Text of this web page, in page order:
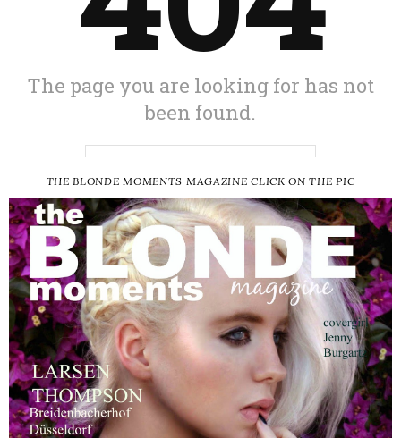
THE BLONDE MOMENTS MAGAZINE CLICK ON THE PIC